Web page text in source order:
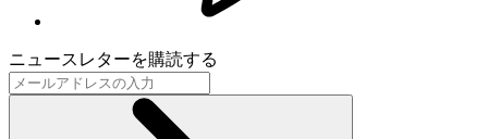
ニュースレターを購読する